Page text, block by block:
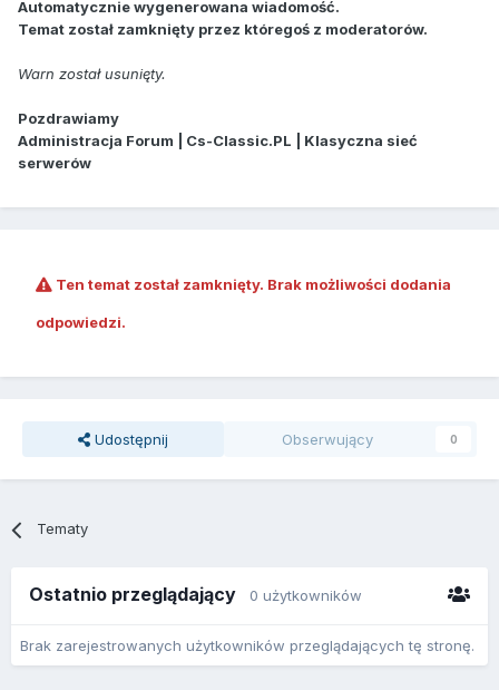
Automatycznie wygenerowana wiadomość.
Temat został zamknięty przez któregoś z moderatorów.
Warn został usunięty.
Pozdrawiamy
Administracja Forum | Cs-Classic.PL | Klasyczna sieć
serwerów
Ten temat został zamknięty. Brak możliwości dodania
odpowiedzi.
Udostępnij Obserwujący 0
Tematy
Ostatnio przeglądający 0 użytkowników
Brak zarejestrowanych użytkowników przeglądających tę stronę.